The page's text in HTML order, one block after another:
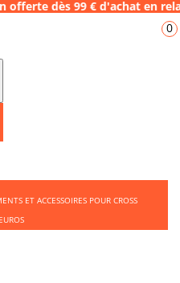
dès 99 € d'achat
0
ET ACCESSOIRES POUR CROSS